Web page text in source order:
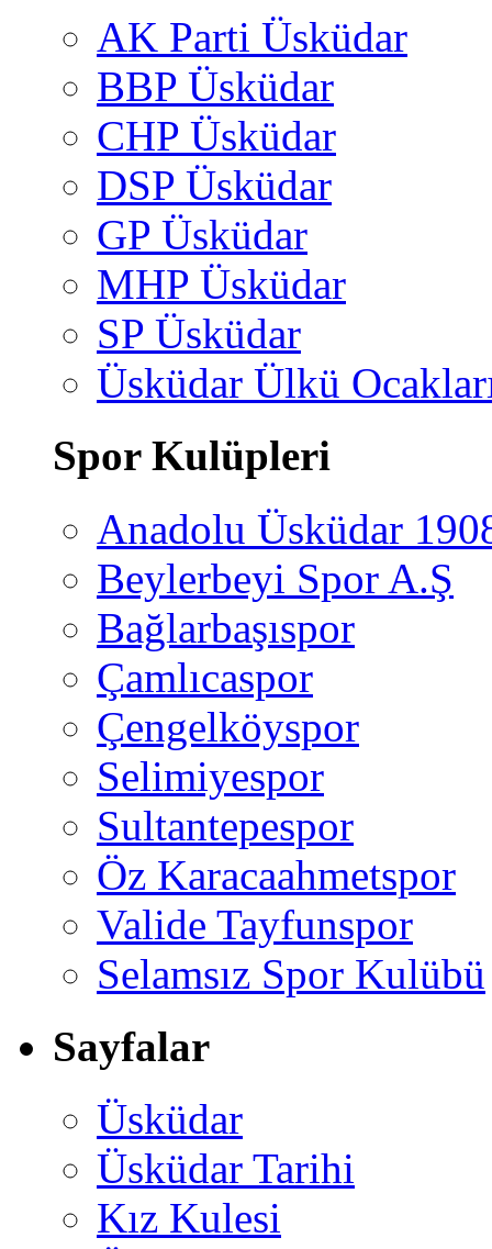
AK Parti Üsküdar
BBP Üsküdar
CHP Üsküdar
DSP Üsküdar
GP Üsküdar
MHP Üsküdar
SP Üsküdar
Üsküdar Ülkü
Spor Kulüpleri
Anadolu Üsküdar
Beylerbeyi Spor A.Ş
Bağlarbaşıspor
Çamlıcaspor
Çengelköyspor
Selimiyespor
Sultantepespor
Öz Karacaahmetspor
Valide Tayfunspor
Selamsız Spor Kulübü
Sayfalar
Üsküdar
Üsküdar Tarihi
Kız Kulesi